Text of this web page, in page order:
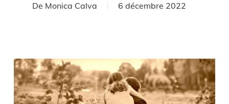
De Monica Calva 6 décembre 2022